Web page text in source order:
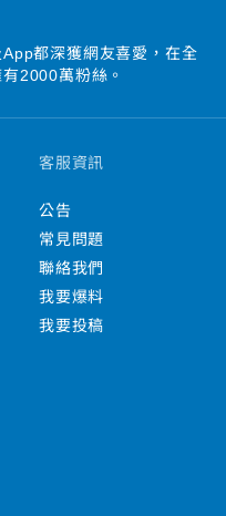
都深獲網友喜愛，在全
2000萬粉絲。
客服資訊
公告
常見問題
聯絡我們
我要爆料
我要投稿